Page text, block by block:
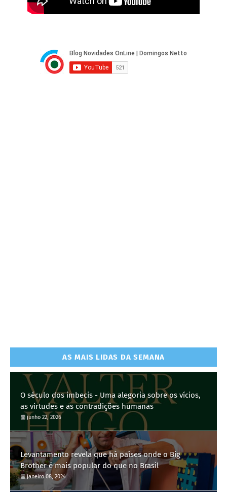
AS MAIS LIDAS DA SEMANA
O século dos imbecis - Uma alegoria sobre os vícios,
as virtudes e as contradições humanas
junho 22, 2026
Levantamento revela que há países onde o Big
Brother é mais popular do que no Brasil
janeiro 08, 2024